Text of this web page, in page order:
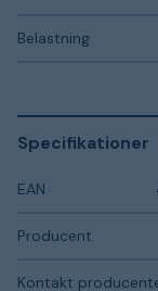
Belastning
Specifikationer
EAN
Producent
Kontakt